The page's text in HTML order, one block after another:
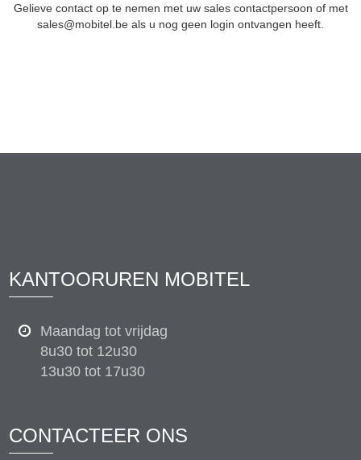
Gelieve contact op te nemen met uw sales contactpersoon of met
sales@mobitel.be als u nog geen login ontvangen heeft.
KANTOORUREN MOBITEL
Maandag tot vrijdag
8u30 tot 12u30
13u30 tot 17u30
CONTACTEER ONS